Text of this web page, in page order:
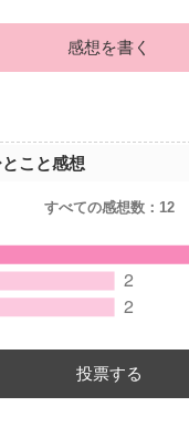
感想を書く
こと感想
すべての感想数： 12
投票する